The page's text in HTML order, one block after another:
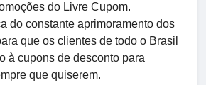
do Livre Cupom.
do constante aprimoramento dos
que os clientes de todo o Brasil
à cupons de desconto para
que quiserem.